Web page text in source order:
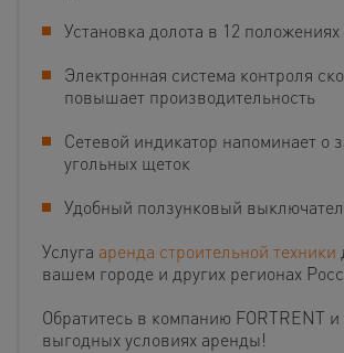
Установка долота в 12 положениях
Электронная система контроля
повышает производительность
Сетевой индикатор напоминает о
угольных щеток
Удобный ползунковый
Услуга аренда строительной техники
вашем городе и других регионах
Обратитесь в компанию FORTRENT и
выгодных условиях аренды!